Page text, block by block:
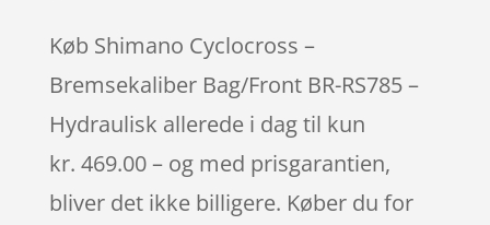
Køb Shimano Cyclocross –
Bremsekaliber Bag/Front BR-RS785 –
Hydraulisk allerede i dag til kun
kr. 469.00 – og med prisgarantien,
bliver det ikke billigere. Køber du for